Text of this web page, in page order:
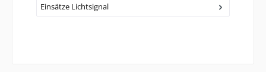
Einsätze Lichtsignal